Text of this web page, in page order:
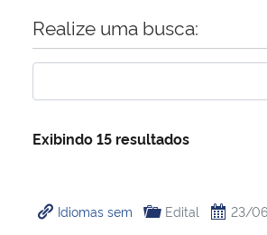
Ministério da Economia
Ministério da Infraestrutura
Ministério da Cidadania
Início do conteúdo
Realize uma busca:
Exibindo 15 resultados
Idiomas sem Edital 23/